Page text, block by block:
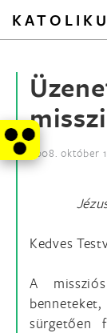
2008. október
Kedves
A
sürgetően